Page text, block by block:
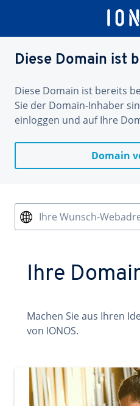
Diese Domain ist
Diese Domain ist bereits
Sie der Domain-Inhaber
einloggen und auf Ihre
Domain
Ihre Wunsch-
Ihre
Machen Sie aus Ihren
von IONOS.